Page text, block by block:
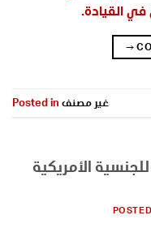
في القيادة.
→
Posted in غير مصنف
الأمريكية